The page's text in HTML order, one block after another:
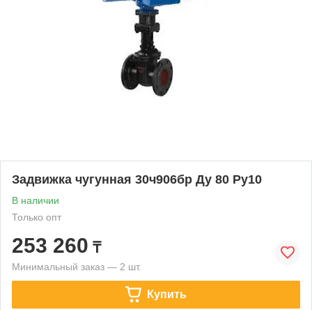
Задвижка чугунная 30ч906бр Ду 80 Ру10
В наличии
Только опт
253 260 ₸
Минимальный заказ — 2 шт.
Купить